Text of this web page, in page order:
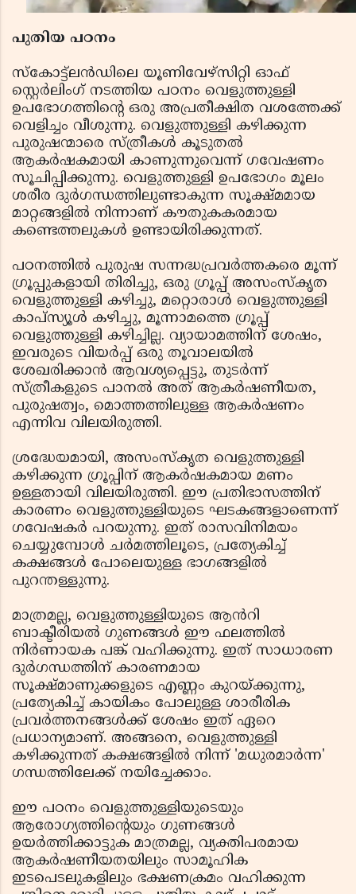
പുതിയ പഠനം
സ്‌കോട്ട്‌ലൻഡിലെ യൂണിവേഴ്‌സിറ്റി ഓഫ്
സ്റ്റെർലിംഗ് നടത്തിയ പഠനം വെളുത്തുള്ളി
ഉപഭോഗത്തിന്റെ ഒരു അപ്രതീക്ഷിത വശത്തേക്ക്
വെളിച്ചം വീശുന്നു. വെളുത്തുള്ളി കഴിക്കുന്ന
പുരുഷന്മാരെ സ്ത്രീകൾ കൂടുതൽ
ആകർഷകമായി കാണുന്നുവെന്ന് ഗവേഷണം
സൂചിപ്പിക്കുന്നു. വെളുത്തുള്ളി ഉപഭോഗം മൂലം
ശരീര ദുർഗന്ധത്തിലുണ്ടാകുന്ന സൂക്ഷ്മമായ
മാറ്റങ്ങളിൽ നിന്നാണ് കൗതുകകരമായ
കണ്ടെത്തലുകൾ ഉണ്ടായിരിക്കുന്നത്.
പഠനത്തിൽ പുരുഷ സന്നദ്ധപ്രവർത്തകരെ മൂന്ന്
ഗ്രൂപ്പുകളായി തിരിച്ചു, ഒരു ഗ്രൂപ്പ് അസംസ്കൃത
വെളുത്തുള്ളി കഴിച്ചു, മറ്റൊരാൾ വെളുത്തുള്ളി
കാപ്സ്യൂൾ കഴിച്ചു, മൂന്നാമത്തെ ഗ്രൂപ്പ്
വെളുത്തുള്ളി കഴിച്ചില്ല. വ്യായാമത്തിന് ശേഷം,
ഇവരുടെ വിയർപ്പ് ഒരു തൂവാലയിൽ
ശേഖരിക്കാൻ ആവശ്യപ്പെട്ടു, തുടർന്ന്
സ്ത്രീകളുടെ പാനൽ അത് ആകർഷണീയത,
പുരുഷത്വം, മൊത്തത്തിലുള്ള ആകർഷണം
എന്നിവ വിലയിരുത്തി.
ശ്രദ്ധേയമായി, അസംസ്കൃത വെളുത്തുള്ളി
കഴിക്കുന്ന ഗ്രൂപ്പിന് ആകർഷകമായ മണം
ഉള്ളതായി വിലയിരുത്തി. ഈ പ്രതിഭാസത്തിന്
കാരണം വെളുത്തുള്ളിയുടെ ഘടകങ്ങളാണെന്ന്
ഗവേഷകർ പറയുന്നു. ഇത് രാസവിനിമയം
ചെയ്യുമ്പോൾ ചർമത്തിലൂടെ, പ്രത്യേകിച്ച്
കക്ഷങ്ങൾ പോലെയുള്ള ഭാഗങ്ങളിൽ
പുറന്തള്ളുന്നു.
മാത്രമല്ല, വെളുത്തുള്ളിയുടെ ആൻറി
ബാക്ടീരിയൽ ഗുണങ്ങൾ ഈ ഫലത്തിൽ
നിർണായക പങ്ക് വഹിക്കുന്നു. ഇത് സാധാരണ
ദുർഗന്ധത്തിന് കാരണമായ
സൂക്ഷ്മാണുക്കളുടെ എണ്ണം കുറയ്ക്കുന്നു,
പ്രത്യേകിച്ച് കായികം പോലുള്ള ശാരീരിക
പ്രവർത്തനങ്ങൾക്ക് ശേഷം ഇത് ഏറെ
പ്രധാന്യമാണ്. അങ്ങനെ, വെളുത്തുള്ളി
കഴിക്കുന്നത് കക്ഷങ്ങളിൽ നിന്ന് 'മധുരമാർന്ന'
ഗന്ധത്തിലേക്ക് നയിച്ചേക്കാം.
ഈ പഠനം വെളുത്തുള്ളിയുടെയും
ആരോഗ്യത്തിന്റെയും ഗുണങ്ങൾ
ഉയർത്തിക്കാട്ടുക മാത്രമല്ല, വ്യക്തിപരമായ
ആകർഷണീയതയിലും സാമൂഹിക
ഇടപെടലുകളിലും ഭക്ഷണക്രമം വഹിക്കുന്ന